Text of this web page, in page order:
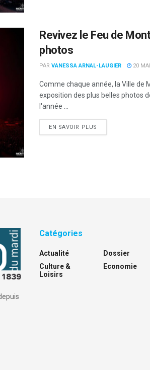
Revivez le Feu de
photos
PAR VANESSA ARNAL-LAUGIER 20
Comme chaque année, la Ville de
exposition des plus belles photos
l'année ...
EN SAVOIR PLUS
Catégories
Actualité
Culture &
Loisirs
Dossier
Economie